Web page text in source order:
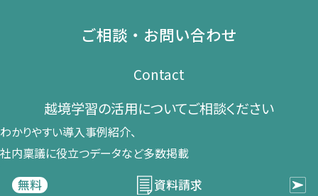
ご相談・お問い合わせ
Contact
越境学習の​活用に​ついて​ご相談ください​
わかりやすい導入事例紹介、​
社内稟議に​役立つデータなど​多数掲載
無料
資料請求